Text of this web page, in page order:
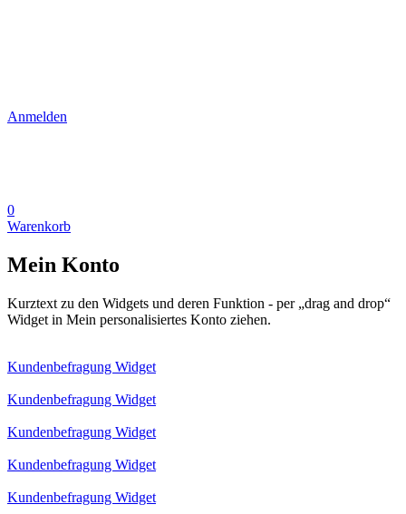
Anmelden
0
Warenkorb
Mein Konto
Kurztext zu den Widgets und deren Funktion - per „drag and drop“
Widget in Mein personalisiertes Konto ziehen.
Kundenbefragung Widget
Kundenbefragung Widget
Kundenbefragung Widget
Kundenbefragung Widget
Kundenbefragung Widget